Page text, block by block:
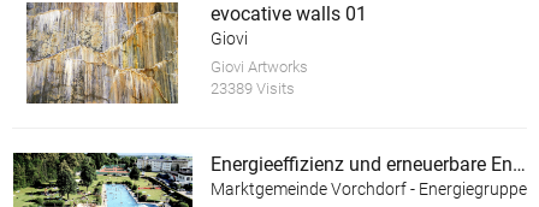
evocative walls 01
Giovi
Giovi Artworks
23389 Visits
Energieeffizienz und erneuerbare Energie im Almtalbad Vorchdorf
Marktgemeinde Vorchdorf - Energiegruppe